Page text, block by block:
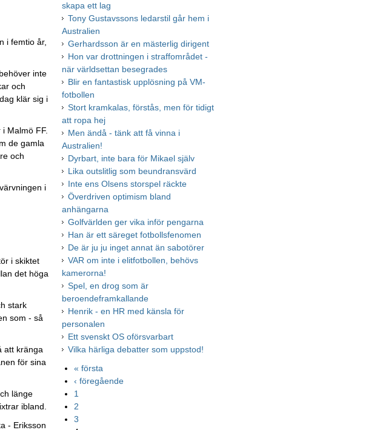
i femtio år,
inte
och
klär sig i
Malmö FF.
de gamla
och
i
i skiktet
det höga
stark
som - så
att kränga
för sina
länge
ibland.
- Eriksson
skapa ett lag
Tony Gustavssons ledarstil går hem i
Australien
Gerhardsson är en mästerlig dirigent
Hon var drottningen i straffområdet -
när världsettan besegrades
Blir en fantastisk upplösning på VM-
fotbollen
Stort kramkalas, förstås, men för tidigt
att ropa hej
Men ändå - tänk att få vinna i
Australien!
Dyrbart, inte bara för Mikael själv
Lika outslitlig som beundransvärd
Inte ens Olsens storspel räckte
Överdriven optimism bland
anhängarna
Golfvärlden ger vika inför pengarna
Han är ett säreget fotbollsfenomen
De är ju ju inget annat än sabotörer
VAR om inte i elitfotbollen, behövs
kamerorna!
Spel, en drog som är
beroendeframkallande
Henrik - en HR med känsla för
personalen
Ett svenskt OS oförsvarbart
Vilka härliga debatter som uppstod!
« första
‹ föregående
1
2
3